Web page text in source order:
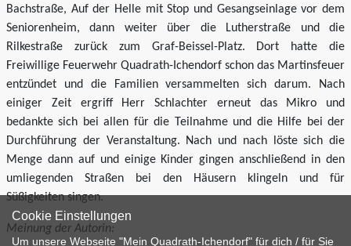
Bachstraße, Auf der Helle mit Stop und Gesangseinlage vor dem
Seniorenheim, dann weiter über die Lutherstraße und die
Rilkestraße zurück zum Graf-Beissel-Platz. Dort hatte die
Freiwillige Feuerwehr Quadrath-Ichendorf schon das Martinsfeuer
entzündet und die Familien versammelten sich darum. Nach
einiger Zeit ergriff Herr Schlachter erneut das Mikro und
bedankte sich bei allen für die Teilnahme und die Hilfe bei der
Durchführung der Veranstaltung. Nach und nach löste sich die
Menge dann auf und einige Kinder gingen anschließend in den
umliegenden Straßen bei den Häusern klingeln und für
Süßigkeiten singen.
Meinung der Autorin:
Cookie Einstellungen
Um unsere Webseite "Mein Quadrath-Ichendorf" für dich / für Sie